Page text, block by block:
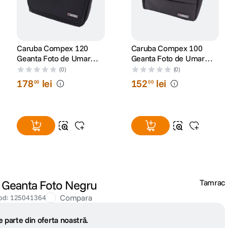
Caruba Compex 120
Geanta Foto de Umar
Neagra
(0)
17800 lei
Caruba Compex 100
Geanta Foto de Umar
Neagra
(0)
15200 lei
Foto Negru
: 125041364 Compara
Tamrac
parte din oferta noastră.